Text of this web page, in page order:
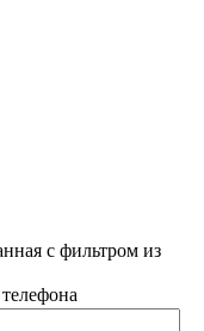
с фильтром из